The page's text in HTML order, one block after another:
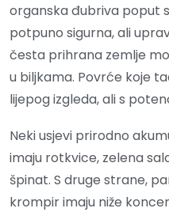
organska đubriva poput
potpuno sigurna, ali
česta prihrana zemlje
u biljkama. Povrće koje
lijepog izgleda, ali s
Neki usjevi prirodno
imaju rotkvice, zelena
špinat. S druge strane,
krompir imaju niže